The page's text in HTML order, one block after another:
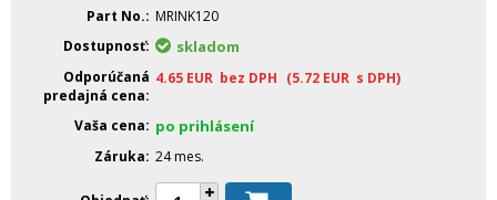
Part No.
MRINK120
Dostupnosť
skladom
Odporúčaná
predajná cena
4.65 EUR bez DPH (5.72 EUR s DPH)
Vaša cena po prihlásení
Záruka 24 mes.